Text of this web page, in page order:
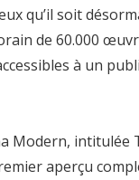
qu’il soit
de 60.000
à un
Modern, intitulée
aperçu